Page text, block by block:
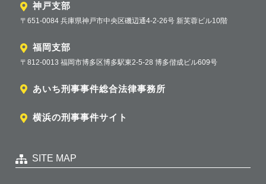
神戸支部
〒651-0084 兵庫県神戸市中央区磯辺通4-2-26号 新芙蓉ビル10階
福岡支部
〒812-0013 福岡市博多区博多駅東2-5-28 博多偕成ビル609号
あいち刑事事件総合法律事務所
横浜の刑事事件サイト
SITE MAP